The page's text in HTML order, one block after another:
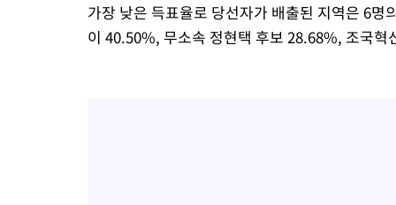
가장 낮은 득표율로 당선자가 배출된 지역은 6
이 40.50%, 무소속 정현택 후보 28.68%, 조국